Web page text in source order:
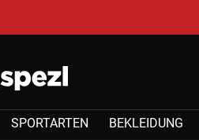
SPORTARTEN BEKLEIDUNG